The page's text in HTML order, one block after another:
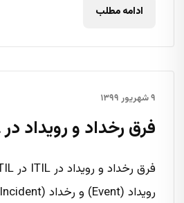
ادامه مطلب
۹ شهریور ۱۳۹۹
فرق رخداد و رویداد در ITIL